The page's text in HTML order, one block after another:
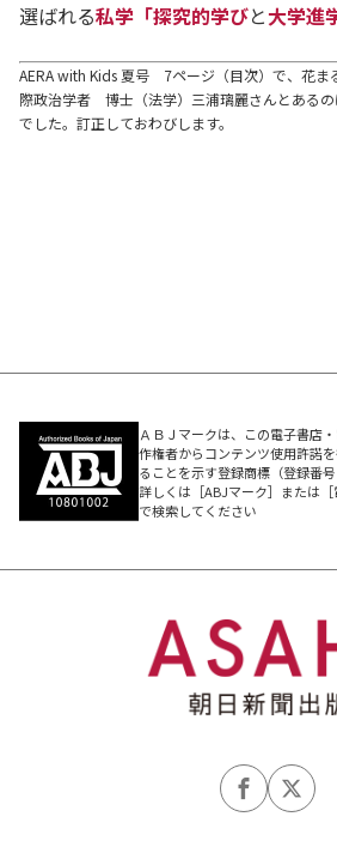
選ばれる私学「探究的学びと大学進
AERA with Kids 夏号 7ページ（目次）で、花ま
際政治学者 博士（法学）三浦璃麗さんとある
でした。訂正しておわびします。
ＡＢＪマークは、この電子書店
作権者からコンテンツ使用許諾
ることを示す登録商標（登録番
詳しくは［ABJマーク］または［
で検索してください